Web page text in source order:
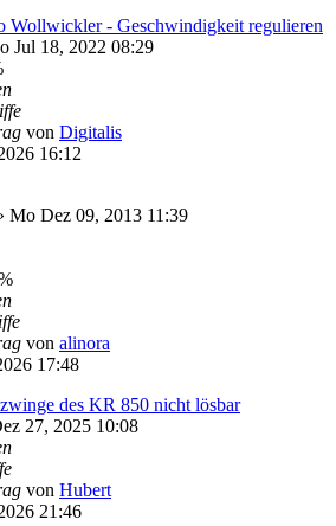
Wollwickler - Geschwindigkeit regulieren
Jul 18, 2022 08:29
von Digitalis
16:12
Mo Dez 09, 2013 11:39
von alinora
17:48
des KR 850 nicht lösbar
27, 2025 10:08
von Hubert
21:46